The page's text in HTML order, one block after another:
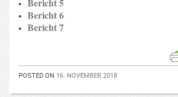
Bericht 5
Bericht 6
Bericht 7
POSTED ON 16. NOVEMBER 2018